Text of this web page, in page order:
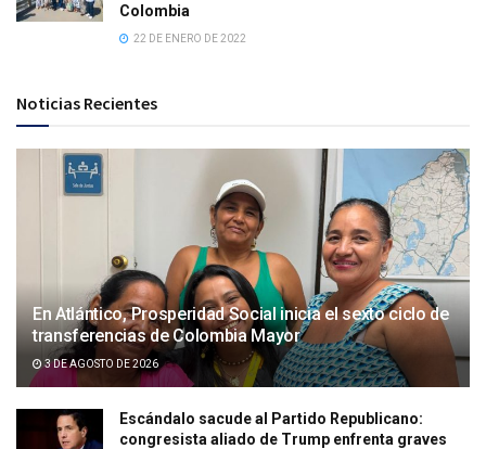
Colombia
22 DE ENERO DE 2022
Noticias Recientes
En Atlántico, Prosperidad Social inicia el sexto ciclo de
transferencias de Colombia Mayor
3 DE AGOSTO DE 2026
Escándalo sacude al Partido Republicano:
congresista aliado de Trump enfrenta graves